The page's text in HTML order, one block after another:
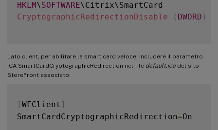
HKLM\SOFTWARE
CryptographicRedirectionDisable
( DWORD )
Lato client, per abilitare la smart card veloce, includere il parametro
ICA SmartCardCryptographicRedirection nel file default.ica del sito
StoreFront associato:
[WFClient ]
SmartCardCryptographicRedirection=